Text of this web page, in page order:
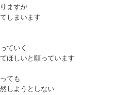
ますが
しまいます
ていく
ほしいと願っています
ても
しようとしない